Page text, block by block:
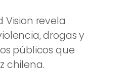
Vision revela
drogas y
públicos que
chilena.